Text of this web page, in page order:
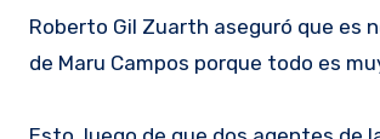
Roberto Gil Zuarth aseguró que es
de Maru Campos porque todo es